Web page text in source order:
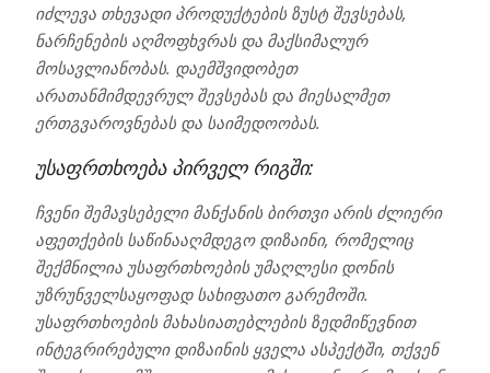
იძლევა თხევადი პროდუქტების ზუსტ შევსებას,
ნარჩენების აღმოფხვრას და მაქსიმალურ
მოსავლიანობას. დაემშვიდობეთ
არათანმიმდევრულ შევსებას და მიესალმეთ
ერთგვაროვნებას და საიმედოობას.
უსაფრთხოება პირველ რიგში:
ჩვენი შემავსებელი მანქანის ბირთვი არის ძლიერი
აფეთქების საწინააღმდეგო დიზაინი, რომელიც
შექმნილია უსაფრთხოების უმაღლესი დონის
უზრუნველსაყოფად სახიფათო გარემოში.
უსაფრთხოების მახასიათებლების ზედმიწევნით
ინტეგრირებული დიზაინის ყველა ასპექტში, თქვენ